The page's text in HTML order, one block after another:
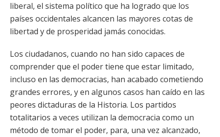
liberal, el sistema político que ha logrado que los
países occidentales alcancen las mayores cotas de
libertad y de prosperidad jamás conocidas.
Los ciudadanos, cuando no han sido capaces de
comprender que el poder tiene que estar limitado,
incluso en las democracias, han acabado cometiendo
grandes errores, y en algunos casos han caído en las
peores dictaduras de la Historia. Los partidos
totalitarios a veces utilizan la democracia como un
método de tomar el poder, para, una vez alcanzado,